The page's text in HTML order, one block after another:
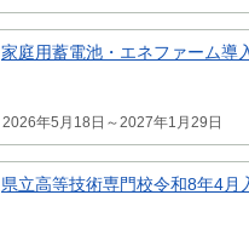
家庭用蓄電池・エネファーム導
2026年5月18日～2027年1月29日
県立高等技術専門校令和8年4月